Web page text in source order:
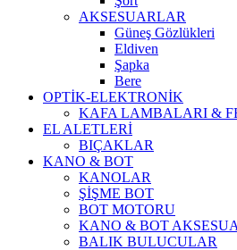
AKSESUARLAR
Güneş Gözlükleri
Eldiven
Şapka
Bere
OPTİK-ELEKTRONİK
KAFA LAMBALARI &
EL ALETLERİ
BIÇAKLAR
KANO & BOT
KANOLAR
ŞİŞME BOT
BOT MOTORU
KANO & BOT
BALIK BULUCULAR